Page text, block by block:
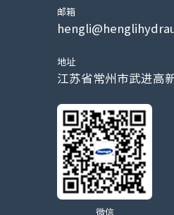
邮箱
地址
江苏省常州市武进高
微信